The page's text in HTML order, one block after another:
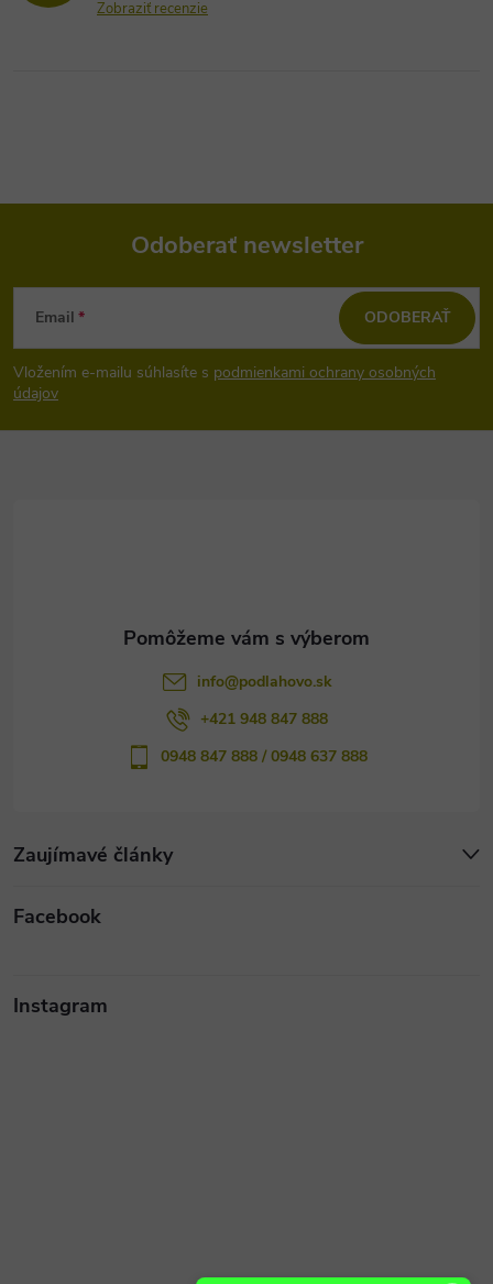
Zobraziť recenzie
Z
á
p
Odoberať newsletter
Email
Vložením e-mailu súhlasíte s podmienkami ochrany osobných
údajov
ODOBERAŤ
Zaujímavé články
info@podlahovo.sk
+421 948 847 888
0948 847 888 / 0948 637 888
Facebook
Instagram